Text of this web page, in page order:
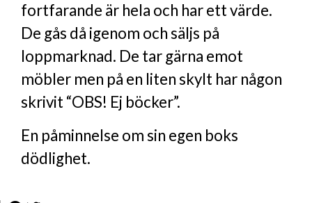
fortfarande är hela och har ett värde.
De gås då igenom och säljs på
loppmarknad. De tar gärna emot
möbler men på en liten skylt har någon
skrivit “OBS! Ej böcker”.
En påminnelse om sin egen boks
dödlighet.